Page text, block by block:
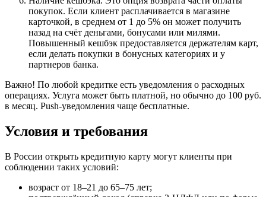
покупок. Если клиент расплачивается в магазине
карточкой, в среднем от 1 до 5% он может получить
назад на счёт деньгами, бонусами или милями.
Повышенный кешбэк предоставляется держателям карт,
если делать покупки в бонусных категориях и у
партнеров банка.
Важно! По любой кредитке есть уведомления о расходных
операциях. Услуга может быть платной, но обычно до 100 руб.
в месяц. Push-уведомления чаще бесплатные.
Условия и требования
В России открыть кредитную карту могут клиенты при
соблюдении таких условий:
возраст от 18–21 до 65–75 лет;